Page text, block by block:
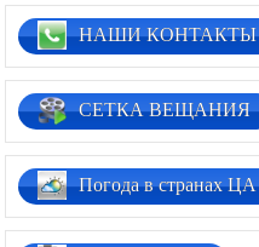
НАШИ КОНТАКТЫ
СЕТКА ВЕЩАНИЯ
Погода в странах ЦА